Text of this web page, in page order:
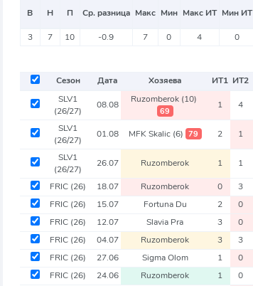
В Н П Ср. разница Макс Мин Макс ИТ Мин ИТ
3 7 10 -0.9 7 0 4 0
Сезон Дата Хозяева ИТ1 ИТ2
SLV1
(26/27)
08.08 Ruzomberok (10)
69
1 4
SLV1
(26/27)
01.08 MFK Skalic (6) 79 2 1
SLV1
(26/27)
26.07 Ruzomberok 1 1
FRIC (26) 18.07 Ruzomberok 0 3
FRIC (26) 15.07 Fortuna Du 2 0
FRIC (26) 12.07 Slavia Pra 3 0
FRIC (26) 04.07 Ruzomberok 3 3
FRIC (26) 27.06 Sigma Olom 1 0
FRIC (26) 24.06 Ruzomberok 1 0